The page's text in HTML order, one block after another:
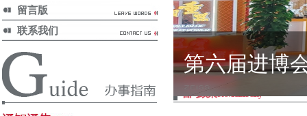
留言版
联系我们
第六届进博
Provincial Policy